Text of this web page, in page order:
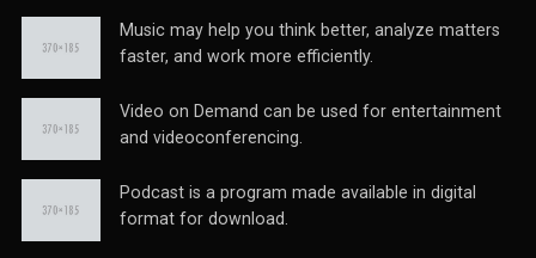
Music may help you think better, analyze matters
faster, and work more efficiently.
Video on Demand can be used for entertainment
and videoconferencing.
Podcast is a program made available in digital
format for download.